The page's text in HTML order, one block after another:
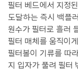
필터 베드에서 지정
도달하는 즉시 백플
원수가 필터로 흘러
필터 매체를 움직이
필터볼이 기류를 따
지 입자가 풀려 필터